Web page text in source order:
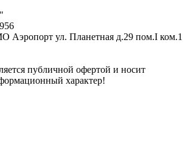
Аэропорт ул. Планетная д.29 пом.I ком.1
публичной офертой и носит
характер!